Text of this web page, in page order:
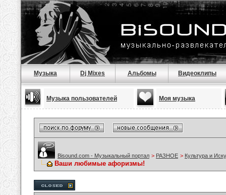
Музыка Dj Mixes Альбомы Видеоклипы
Музыка пользователей Моя музыка
Bisound.com - Музыкальный портал > РАЗНОЕ > Культура и
Ваши любимые афоризмы!